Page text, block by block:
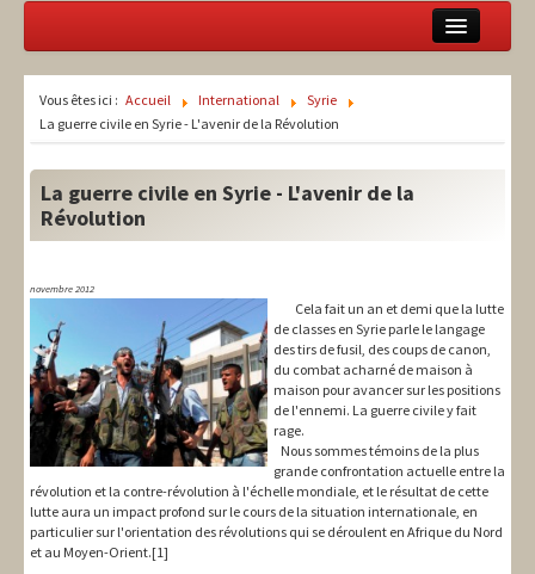
National
International
Syndical
Social
Thèmes
Vous êtes ici : Accueil International
Syrie
La guerre civile en Syrie - L'avenir de la Révolution
La guerre civile en Syrie - L'avenir de la
Révolution
novembre 2012
Cela fait un an et demi que la lutte
de classes en Syrie parle le langage
des tirs de fusil, des coups de canon,
du combat acharné de maison à
maison pour avancer sur les positions
de l'ennemi. La guerre civile y fait
rage.
Nous sommes témoins de la plus
grande confrontation actuelle entre la
révolution et la contre-révolution à l'échelle mondiale, et le résultat de cette
lutte aura un impact profond sur le cours de la situation internationale, en
particulier sur l'orientation des révolutions qui se déroulent en Afrique du Nord
et au Moyen-Orient.[1]